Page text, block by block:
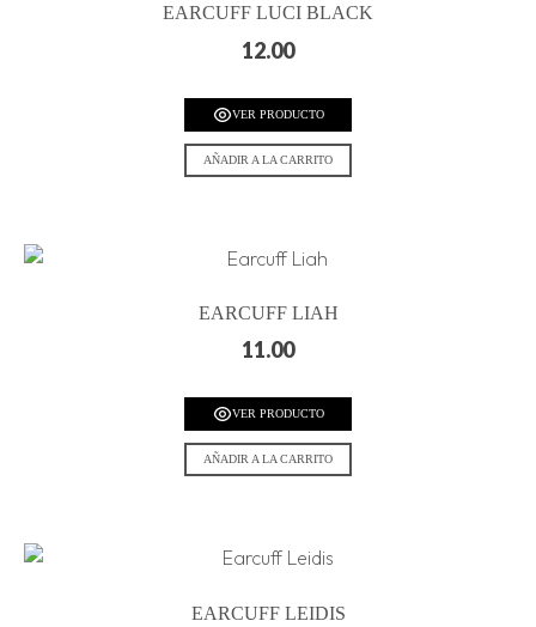
EARCUFF LUCI BLACK
12.00
VER PRODUCTO
AÑADIR A LA CARRITO
EARCUFF LIAH
11.00
VER PRODUCTO
AÑADIR A LA CARRITO
EARCUFF LEIDIS